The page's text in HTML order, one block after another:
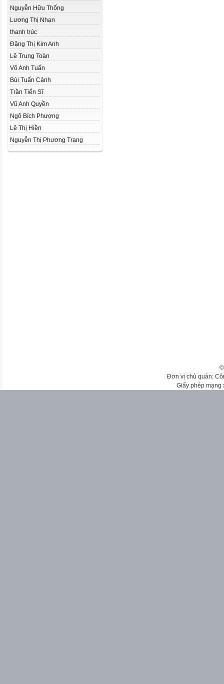
Nguyễn Hữu Thống
Lương Thị Nhạn
thanh trúc
Đặng Thị Kim Anh
Lê Trung Toàn
Võ Anh Tuấn
Bùi Tuấn Cảnh
Trần Tiến Sĩ
Vũ Anh Quyền
Ngô Bích Phượng
Lê Thị Hiền
Nguyễn Thị Phương Trang
Đơn vị chủ quản:
Giấy phép mạng